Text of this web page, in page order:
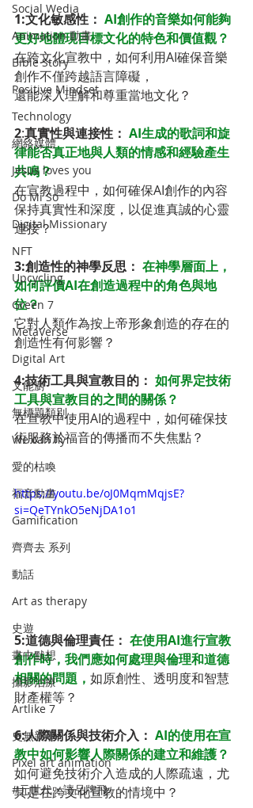
Social Wedia
Animation 動畫
Bible Story
Positive Mindset
Technology
網絡媒體
Jesus loves you
Do Mi So
Digital Missionary
NFT
Upcycling
Green 7
MetaVerse
Digital Art
叉能廚
無標題類別
We can fly
愛的枯喚
福音動畫
Gamification
齊齊去 系列
動話
Art as therapy
史遊
畫中默想
攝影治療
Artlike 7
史無新事
Pixel art animation
#元世代・讓品牌飛
1:文化敏感性： AI創作的音樂如何能夠
更好地體現目標文化的特色和價值觀？
在跨文化宣教中，如何利用AI確保音樂
創作不僅跨越語言障礙，
還能深入理解和尊重當地文化？
2:真實性與連接性： AI生成的歌詞和旋
律能否真正地與人類的情感和經驗產生
共鳴？
在宣教過程中，如何確保AI創作的內容
保持真實性和深度，以促進真誠的心靈
連接？
3:創造性的神學反思： 在神學層面上，
如何評價AI在創造過程中的角色與地
位？
它對人類作為按上帝形象創造的存在的
創造性有何影響？
4:技術工具與宣教目的： 如何界定技術
工具與宣教目的之間的關係？
在宣教中使用AI的過程中，如何確保技
術服務於福音的傳播而不失焦點？
https://youtu.be/oJ0MqmMqjsE?
si=QeTYnkO5eNjDA1o1
5:道德與倫理責任： 在使用AI進行宣教
創作時，我們應如何處理與倫理和道德
相關的問題， 如原創性、透明度和智慧
財產權等？
6:人際關係與技術介入： AI的使用在宣
教中如何影響人際關係的建立和維護？
如何避免技術介入造成的人際疏遠，尤
其是在跨文化宣教的情境中？